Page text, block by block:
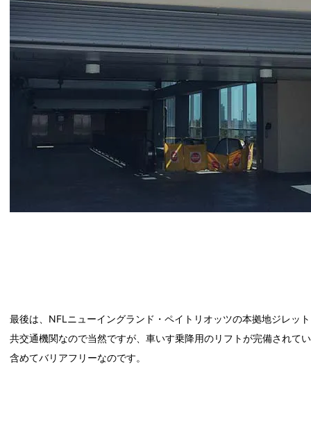
最後は、NFLニューイングランド・ペイトリオッツの本拠地ジレッ
共交通機関なので当然ですが、車いす乗降用のリフトが完備されて
含めてバリアフリーなのです。